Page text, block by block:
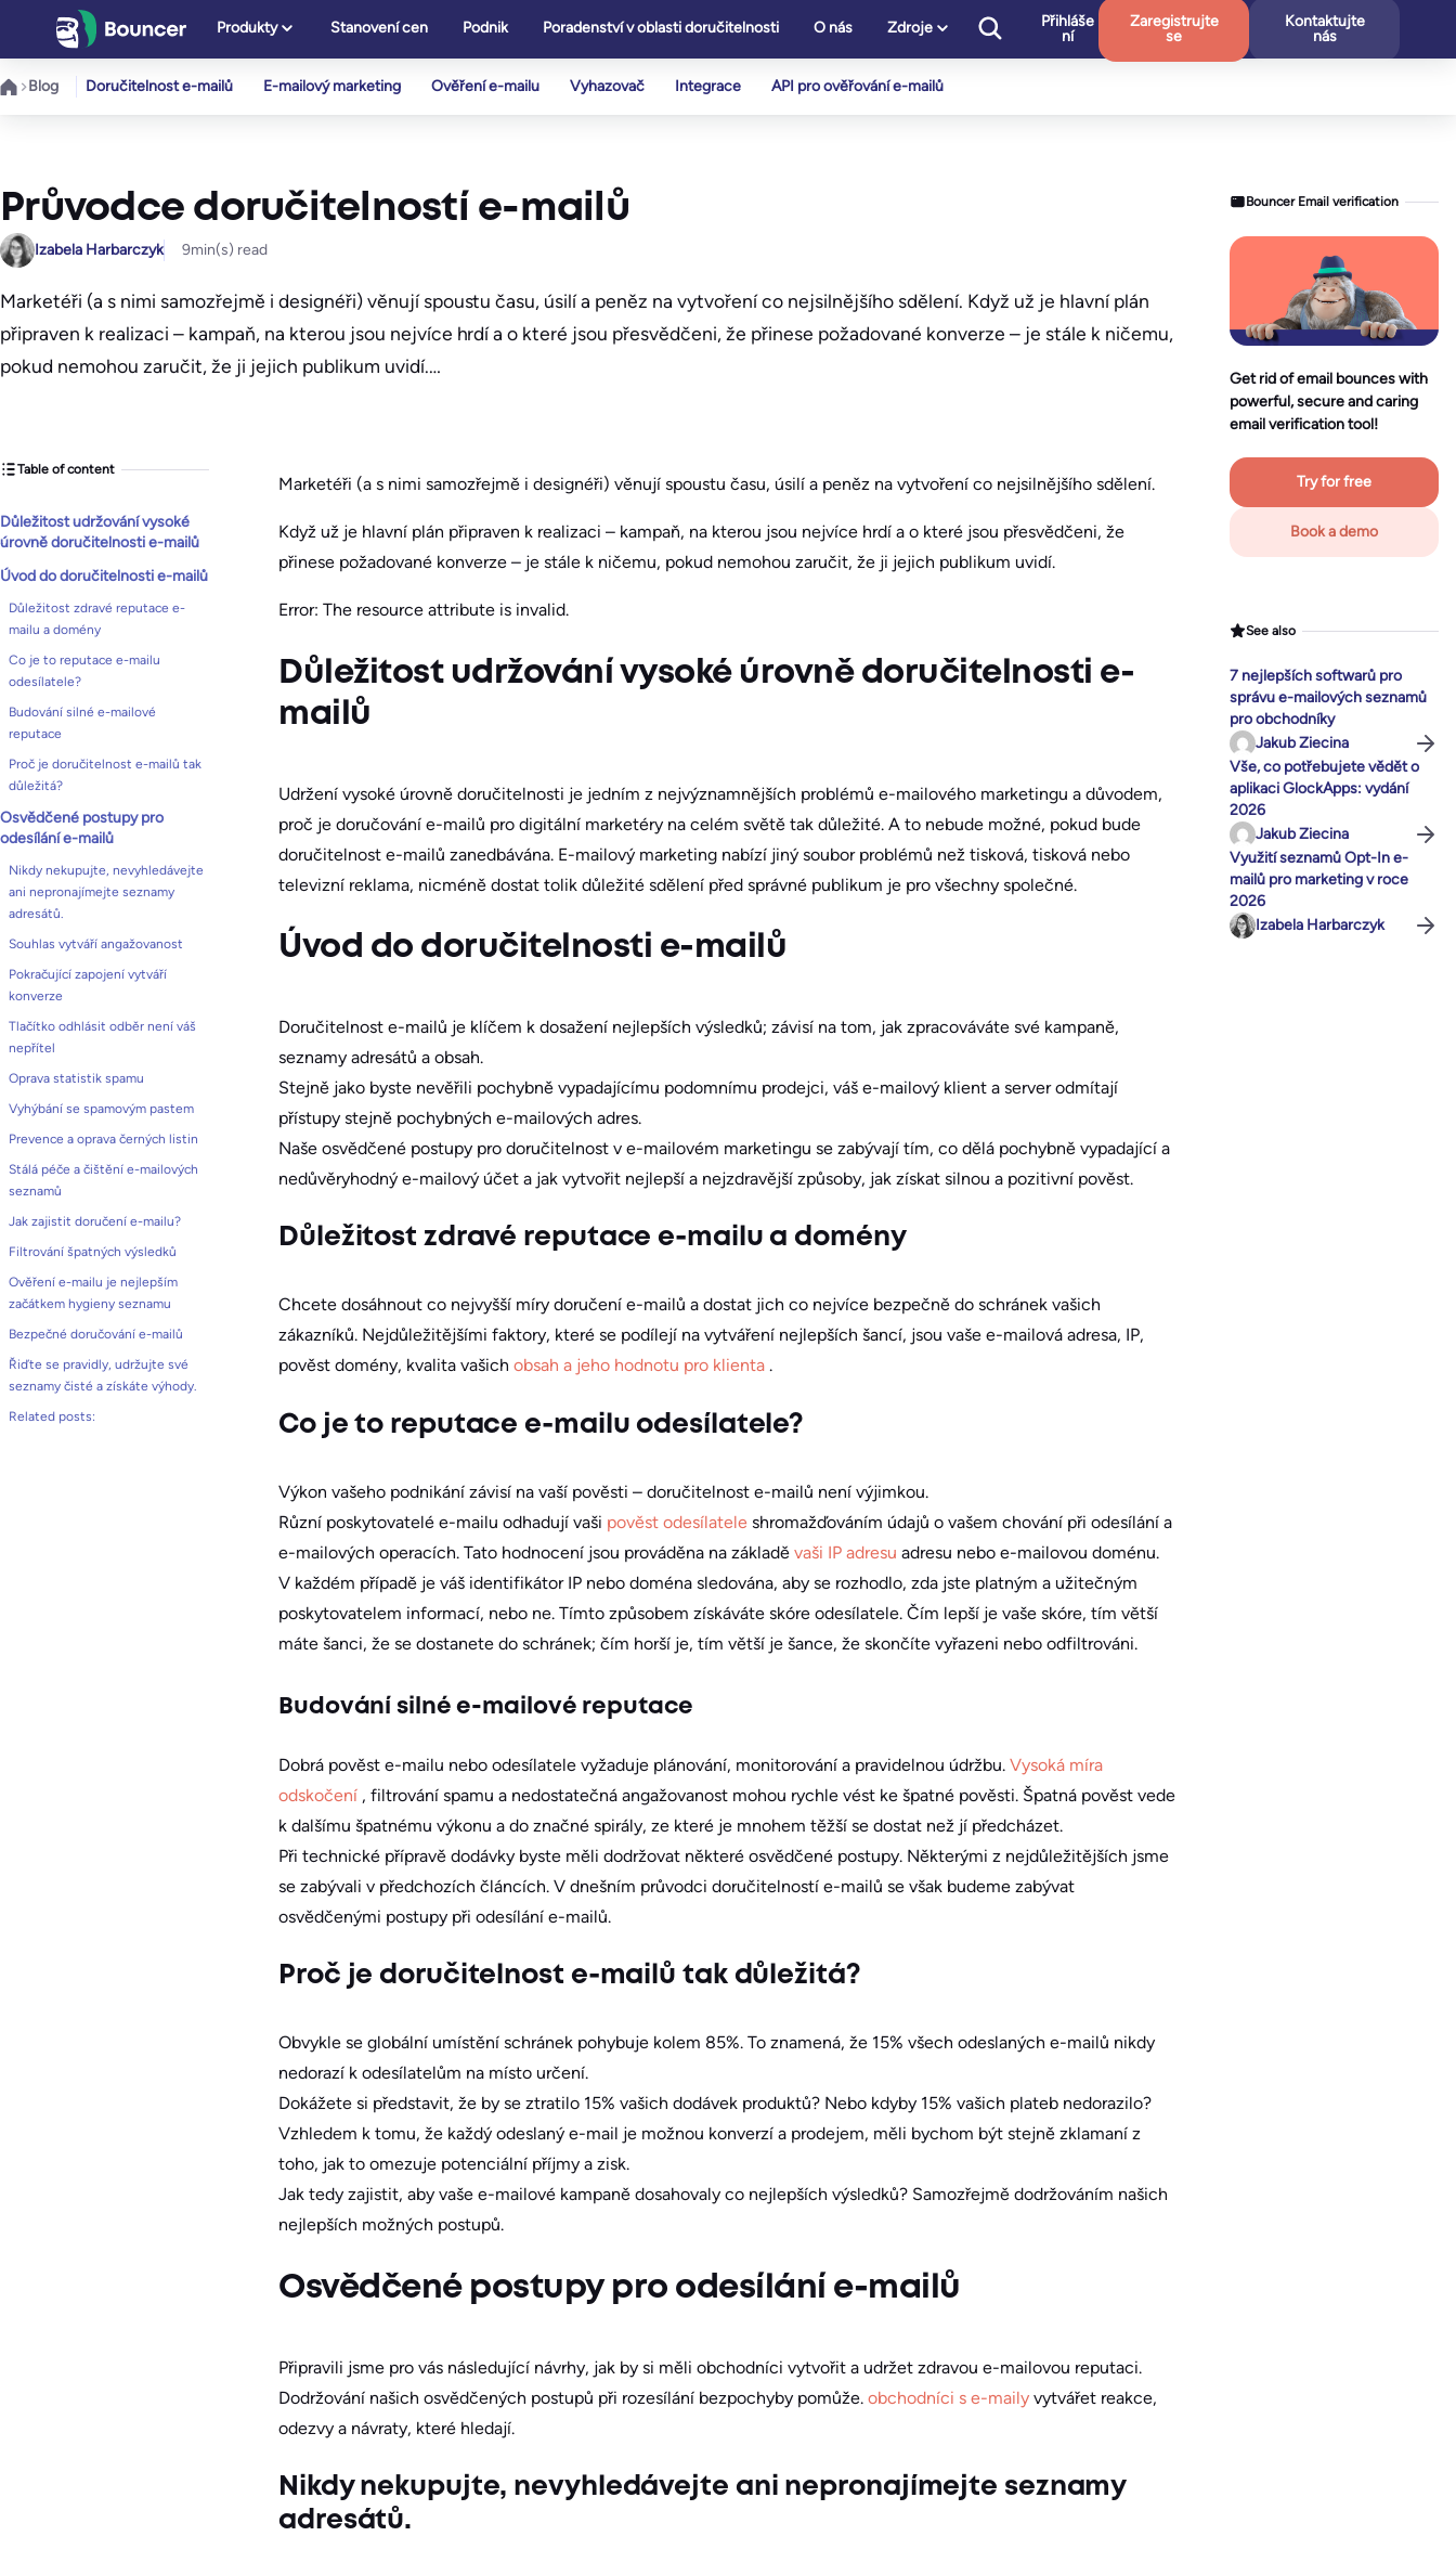
Přeskočit
obsah
Produkty Stanovení cen Podnik Poradenství v oblasti doručitelnosti O nás Zdroje
Přihláše
ní
Zaregistrujte
se
Kontaktujte
nás
Blog Doručitelnost e-mailů E-mailový marketing Ověření e-mailu Vyhazovač Integrace API pro ověřování e-mailů
Průvodce doručitelností e-mailů
Izabela Harbarczyk 9min(s) read
Marketéři (a s nimi samozřejmě i designéři) věnují spoustu času, úsilí a peněz na vytvoření co nejsilnějšího sdělení. Když už je hlavní plán
připraven k realizaci – kampaň, na kterou jsou nejvíce hrdí a o které jsou přesvědčeni, že přinese požadované konverze – je stále k ničemu,
pokud nemohou zaručit, že ji jejich publikum uvidí.…
Table of content
Důležitost udržování vysoké
úrovně doručitelnosti e-mailů
Úvod do doručitelnosti e-mailů
Důležitost zdravé reputace e-
mailu a domény
Co je to reputace e-mailu
odesílatele?
Budování silné e-mailové
reputace
Proč je doručitelnost e-mailů tak
důležitá?
Osvědčené postupy pro
odesílání e-mailů
Nikdy nekupujte, nevyhledávejte
ani nepronajímejte seznamy
adresátů.
Souhlas vytváří angažovanost
Pokračující zapojení vytváří
konverze
Tlačítko odhlásit odběr není váš
nepřítel
Oprava statistik spamu
Vyhýbání se spamovým pastem
Prevence a oprava černých listin
Stálá péče a čištění e-mailových
seznamů
Jak zajistit doručení e-mailu?
Filtrování špatných výsledků
Ověření e-mailu je nejlepším
začátkem hygieny seznamu
Bezpečné doručování e-mailů
Řiďte se pravidly, udržujte své
seznamy čisté a získáte výhody.
Related posts:
Marketéři (a s nimi samozřejmě i designéři) věnují spoustu času, úsilí a peněz na vytvoření co nejsilnějšího sdělení.
Když už je hlavní plán připraven k realizaci – kampaň, na kterou jsou nejvíce hrdí a o které jsou přesvědčeni, že
přinese požadované konverze – je stále k ničemu, pokud nemohou zaručit, že ji jejich publikum uvidí.
Error: The resource attribute is invalid.
Důležitost udržování vysoké úrovně doručitelnosti e-
mailů
Udržení vysoké úrovně doručitelnosti je jedním z nejvýznamnějších problémů e-mailového marketingu a důvodem,
proč je doručování e-mailů pro digitální marketéry na celém světě tak důležité. A to nebude možné, pokud bude
doručitelnost e-mailů zanedbávána. E-mailový marketing nabízí jiný soubor problémů než tisková, tisková nebo
televizní reklama, nicméně dostat tolik důležité sdělení před správné publikum je pro všechny společné.
Úvod do doručitelnosti e-mailů
Doručitelnost e-mailů je klíčem k dosažení nejlepších výsledků; závisí na tom, jak zpracováváte své kampaně,
seznamy adresátů a obsah.
Stejně jako byste nevěřili pochybně vypadajícímu podomnímu prodejci, váš e-mailový klient a server odmítají
přístupy stejně pochybných e-mailových adres.
Naše osvědčené postupy pro doručitelnost v e-mailovém marketingu se zabývají tím, co dělá pochybně vypadající a
nedůvěryhodný e-mailový účet a jak vytvořit nejlepší a nejzdravější způsoby, jak získat silnou a pozitivní pověst.
Důležitost zdravé reputace e-mailu a domény
Chcete dosáhnout co nejvyšší míry doručení e-mailů a dostat jich co nejvíce bezpečně do schránek vašich
zákazníků. Nejdůležitějšími faktory, které se podílejí na vytváření nejlepších šancí, jsou vaše e-mailová adresa, IP,
pověst domény, kvalita vašich obsah a jeho hodnotu pro klienta .
Co je to reputace e-mailu odesílatele?
Výkon vašeho podnikání závisí na vaší pověsti – doručitelnost e-mailů není výjimkou.
Různí poskytovatelé e-mailu odhadují vaši pověst odesílatele shromažďováním údajů o vašem chování při odesílání a
e-mailových operacích. Tato hodnocení jsou prováděna na základě vaši IP adresu adresu nebo e-mailovou doménu.
V každém případě je váš identifikátor IP nebo doména sledována, aby se rozhodlo, zda jste platným a užitečným
poskytovatelem informací, nebo ne. Tímto způsobem získáváte skóre odesílatele. Čím lepší je vaše skóre, tím větší
máte šanci, že se dostanete do schránek; čím horší je, tím větší je šance, že skončíte vyřazeni nebo odfiltrováni.
Budování silné e-mailové reputace
Dobrá pověst e-mailu nebo odesílatele vyžaduje plánování, monitorování a pravidelnou údržbu. Vysoká míra
odskočení , filtrování spamu a nedostatečná angažovanost mohou rychle vést ke špatné pověsti. Špatná pověst vede
k dalšímu špatnému výkonu a do značné spirály, ze které je mnohem těžší se dostat než jí předcházet.
Při technické přípravě dodávky byste měli dodržovat některé osvědčené postupy. Některými z nejdůležitějších jsme
se zabývali v předchozích článcích. V dnešním průvodci doručitelností e-mailů se však budeme zabývat
osvědčenými postupy při odesílání e-mailů.
Proč je doručitelnost e-mailů tak důležitá?
Obvykle se globální umístění schránek pohybuje kolem 85%. To znamená, že 15% všech odeslaných e-mailů nikdy
nedorazí k odesílatelům na místo určení.
Dokážete si představit, že by se ztratilo 15% vašich dodávek produktů? Nebo kdyby 15% vašich plateb nedorazilo?
Vzhledem k tomu, že každý odeslaný e-mail je možnou konverzí a prodejem, měli bychom být stejně zklamaní z
toho, jak to omezuje potenciální příjmy a zisk.
Jak tedy zajistit, aby vaše e-mailové kampaně dosahovaly co nejlepších výsledků? Samozřejmě dodržováním našich
nejlepších možných postupů.
Osvědčené postupy pro odesílání e-mailů
Připravili jsme pro vás následující návrhy, jak by si měli obchodníci vytvořit a udržet zdravou e-mailovou reputaci.
Dodržování našich osvědčených postupů při rozesílání bezpochyby pomůže. obchodníci s e-maily vytvářet reakce,
odezvy a návraty, které hledají.
Nikdy nekupujte, nevyhledávejte ani nepronajímejte seznamy
adresátů.
Bouncer Email verification
Get rid of email bounces with
powerful, secure and caring
email verification tool!
Try for free
Book a demo
See also
7 nejlepších softwarů pro
správu e-mailových seznamů
pro obchodníky
Jakub Ziecina
Vše, co potřebujete vědět o
aplikaci GlockApps: vydání
2026
Jakub Ziecina
Využití seznamů Opt-In e-
mailů pro marketing v roce
2026
Izabela Harbarczyk